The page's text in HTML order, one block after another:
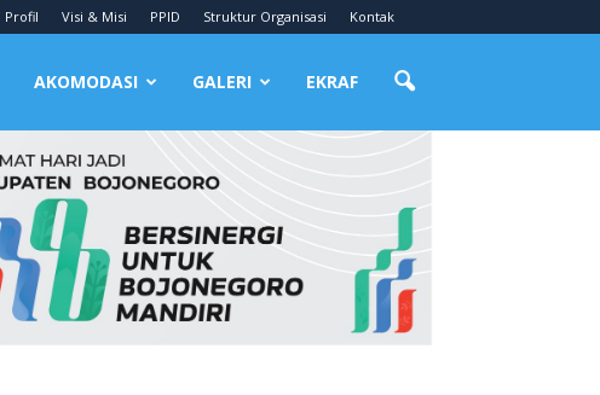
Profil Visi & Misi PPID Struktur Organisasi Kontak
AKOMODASI GALERI EKRAF